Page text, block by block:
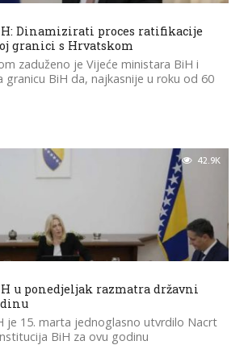
Dinamizirati proces ratifikacije
granici s Hrvatskom
zaduženo je Vijeće ministara BiH i
granicu BiH da, najkasnije u roku od 60
42.9K
u ponedjeljak razmatra državni
je 15. marta jednoglasno utvrdilo Nacrt
BiH za ovu godinu